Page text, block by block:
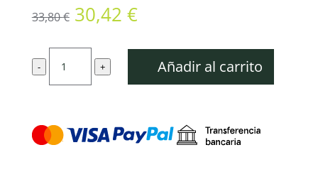
33,80€ El
precio
original
era:
33,80 €.
30,42 €El
actual
es:
30,42 €.
-
STIHL
FSA,
+ Añadir al carrito